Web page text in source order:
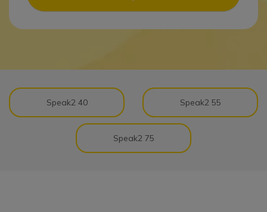
Speak2 40 Speak2 55
Speak2 75